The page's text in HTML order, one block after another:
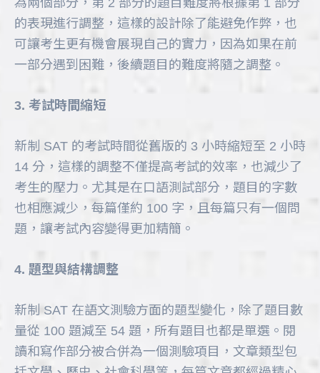
為兩個部分，第 2 部分的題目難度將根據第 1 部分
的表現進行調整，這樣的設計除了能避免作弊，也
可讓考生更有機會展現自己的實力，因為如果在前
一部分遇到困難，後續題目的難度將隨之調整。
3. 考試時間縮短
新制 SAT 的考試時間從舊版的 3 小時縮短至 2 小時
14 分，這樣的調整不僅提高考試的效率，也減少了
考生的壓力。尤其是在口語測試部分，題目的字數
也相應減少，每篇僅約 100 字，且每篇只有一個問
題，讓考試內容變得更加精簡。
4. 題型與結構調整
新制 SAT 在語文測驗方面的題型變化，除了題目數
量從 100 題減至 54 題，所有題目也都是單選。閱
讀和寫作部分被合併為一個測驗項目，文章類型包